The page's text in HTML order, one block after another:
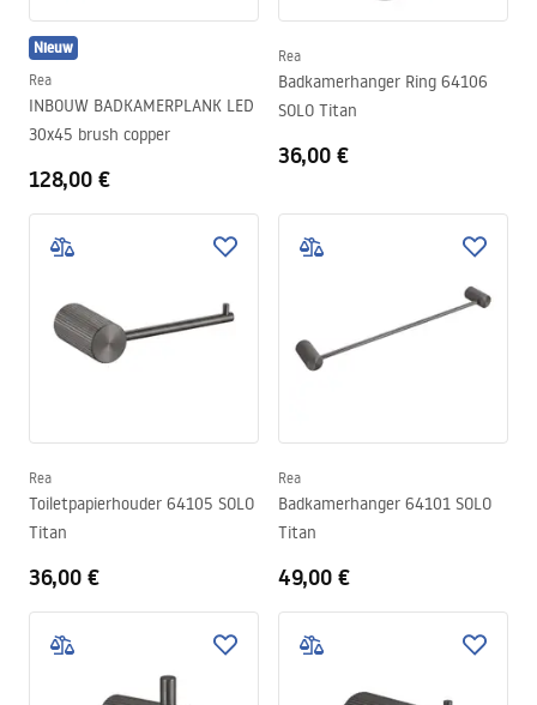
Nieuw
Rea
INBOUW BADKAMERPLANK LED
30x45 brush copper
128,00 €
Rea
Badkamerhanger Ring 64106
SOLO Titan
36,00 €
Rea
Toiletpapierhouder 64105 SOLO
Titan
36,00 €
Rea
Badkamerhanger 64101 SOLO
Titan
49,00 €